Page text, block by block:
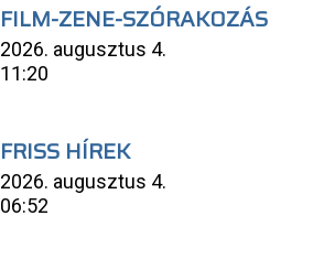
FILM-ZENE-SZÓRAKOZÁS
2026. augusztus 4.
11:20
FRISS HÍREK
2026. augusztus 4.
06:52